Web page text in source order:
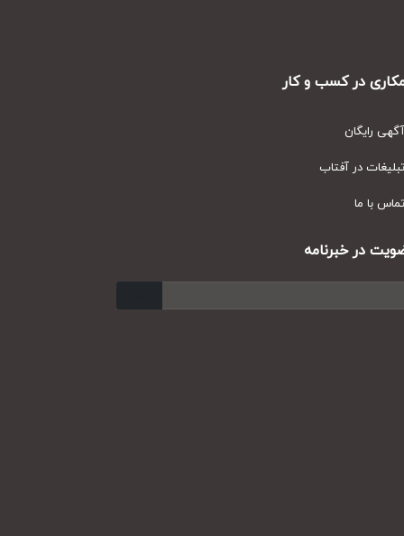
در کسب و کار
رایگان
در آفتاب
با ما
در خبرنامه